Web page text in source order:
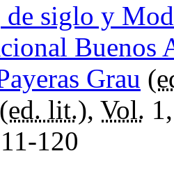
de siglo y
Buenos
Grau (
(ed. lit.), Vol.
120